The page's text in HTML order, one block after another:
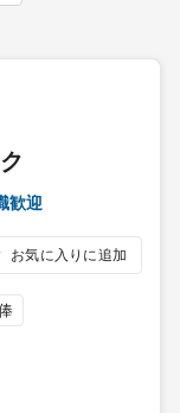
歓迎
お気に入りに追加